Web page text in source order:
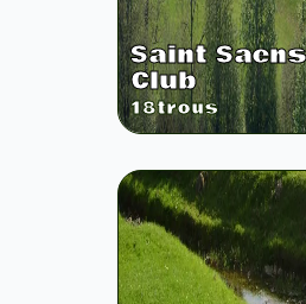
Saint
Club
18trous